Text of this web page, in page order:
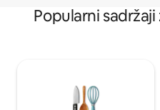
Popularni